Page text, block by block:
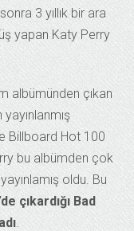
3 yıllık bir ara
yapan Katy Perry
albümünden çıkan
Billboard Hot 100
bu albümden çok
oldu. Bu
çıkardığı Bad
.